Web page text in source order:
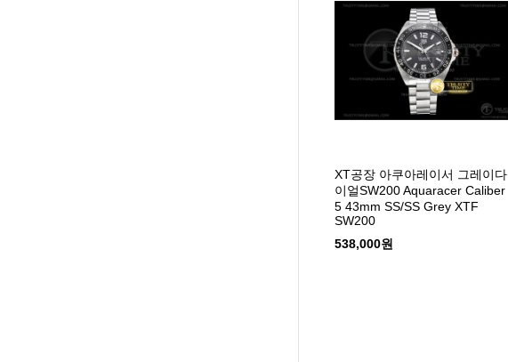
XT공장 아쿠아레이서 그레이다
이얼SW200 Aquaracer Caliber
5 43mm SS/SS Grey XTF
SW200
538,000원